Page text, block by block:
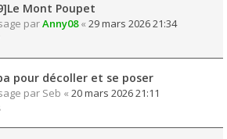
Mont Poupet
parAnny08« 29 mars 2026 21:34
pour décoller et se poser
par Seb « 20 mars 2026 21:11